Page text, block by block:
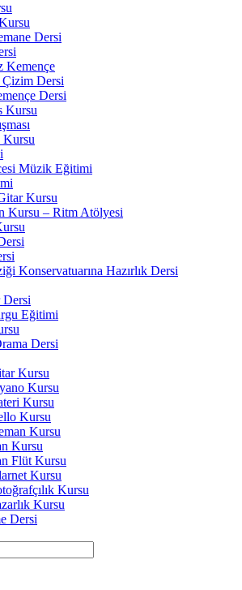
Dersi
Kemençe
Dersi
Dersi
Kursu
Müzik Eğitimi
Kursu
Kursu – Ritm Atölyesi
Konservatuarına Hazırlık Dersi
Dersi
Eğitimi
Dersi
Kursu
Kursu
Kursu
Kursu
Kursu
Kursu
Flüt Kursu
Kursu
Kursu
Kursu
Dersi